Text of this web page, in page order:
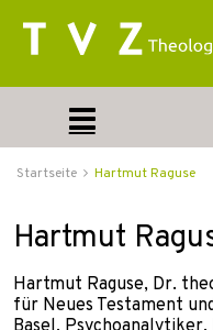
Startseite Hartmut Raguse
Hartmut
Hartmut Raguse, Dr.
für Neues Testament